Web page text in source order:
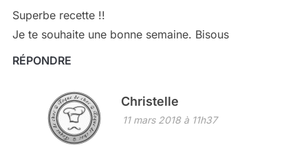
Superbe recette !!
Je te souhaite une bonne semaine. Bisous
RÉPONDRE
Christelle
11 mars 2018 à 11h37